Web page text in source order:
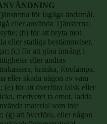
för lagliga ändamål.
eller använda Tjänsterna:
(b) för att bryta mot
eller statliga bestämmelser,
(c) för att göra intrång i
eller andras
kränka, förolämpa,
eller skada någon av våra
(e) för att överföra falsk eller
medvetet ta emot, ladda
material som inte
(g) att överföra, eller någon